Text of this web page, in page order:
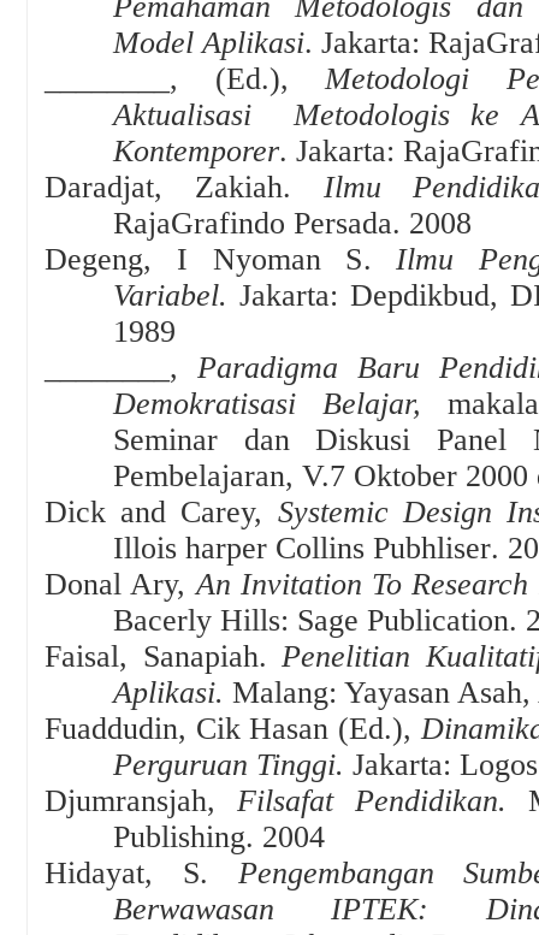
Model Aplikasi. Jakarta:
________, (Ed.),Metodologi
Aktualisasi
Metodologis ke
Kontemporer. Jakarta:
Daradjat, Zakiah.
Ilmu
RajaGrafindo Persada. 2008
Degeng, I Nyoman S.Ilmu
Variabel. Jakarta: Depdikbud,
1989
, Paradigma Baru
Demokratisasi Belajar,
Seminar dan Diskusi Panel
Pembelajaran, V.7 Oktober
Dick and Carey, Systemic Design
Illois harper Collins Pubhliser.
Donal Ary,An Invitation To
Bacerly Hills: Sage Publication.
Faisal, Sanapiah. Penelitian
Aplikasi. Malang: Yayasan
Fuaddudin, Cik Hasan (Ed.),
Perguruan Tinggi. Jakarta:
Djumransjah, Filsafat Pendidikan.
Publishing. 2004
Hidayat, S. Pengembangan
Berwawasan IPTEK: